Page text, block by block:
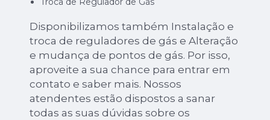
Disponibilizamos também Instalação e
troca de reguladores de gás e Alteração
e mudança de pontos de gás. Por isso,
aproveite a sua chance para entrar em
contato e saber mais. Nossos
atendentes estão dispostos a sanar
todas as suas dúvidas sobre os